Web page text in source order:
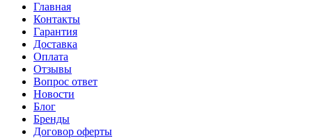
Главная
Контакты
Гарантия
Доставка
Оплата
Отзывы
Вопрос ответ
Новости
Блог
Бренды
Договор оферты